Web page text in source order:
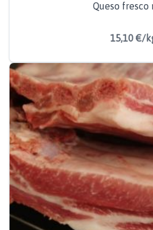
Queso fresco
15,10 €/